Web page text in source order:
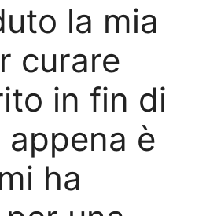
la mia
curare
in fin di
è
ha